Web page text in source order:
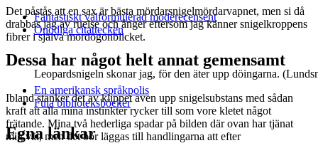
Fantastiskt välformulerad moderecensent
Onödiga citattecken
Dessa har något helt annat gemensamt
En amerikansk språkpolis
Fula biblioteksböcker
Egna länkar
Det påstås att en sax är bästa mördarsnigelmördarvapnet, men si då
drabbas jag av ruelse och ånger eftersom jag känner snigelkroppens
fibrer i själva mordögonblicket.
Leopardsnigeln skonar jag, för den äter upp döingarna.
Ibland stänker det av klippet även upp snigelsubstans med sådan
kraft att alla mina instinkter rycker till som vore kletet något
frätande. Mina två hederliga spadar på bilden där ovan har tjänat
mig väl, men det bör läggas till handlingarna att efter